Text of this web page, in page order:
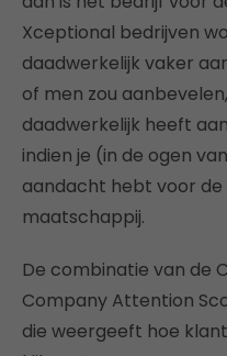
Xceptional bedrijven
daadwerkelijk vaker
of men zou
daadwerkelijk heeft
indien je (in de ogen
aandacht hebt voor
maatschappij.
De combinatie van de
Company Attention
die weergeeft hoe